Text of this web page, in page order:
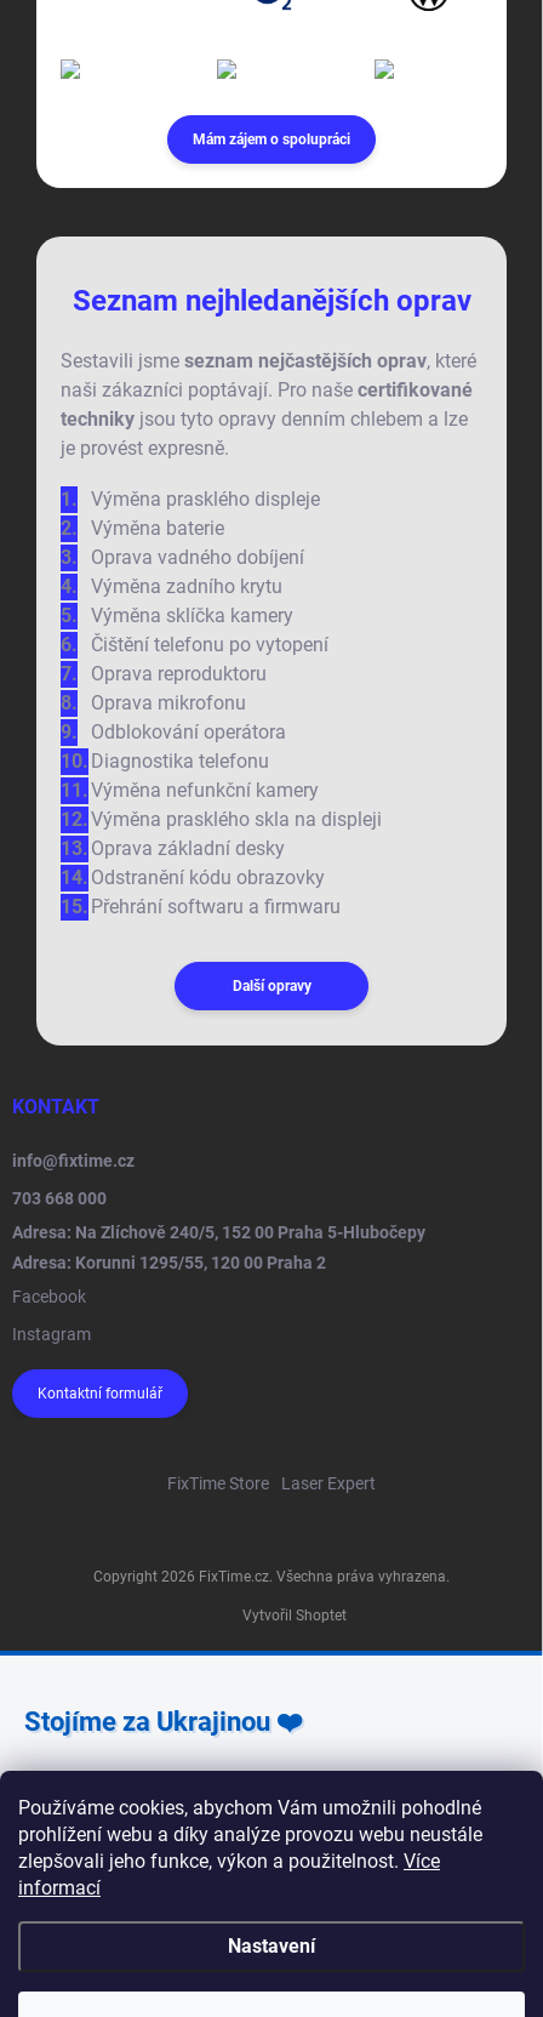
Používáme cookies, abychom Vám umožnili pohodlné
prohlížení webu a díky analýze provozu webu neustále
zlepšovali jeho funkce, výkon a použitelnost. Více
informací
Nastavení
Zlíchově 240/5, Praha 5 Pondělí, úterý, středa, pátek:
zavřeno 📍 Pobočka Korunní 1295/55, Praha 2 Pondělí
Mám zájem o spolupráci
Seznam nejhledanějších oprav
Sestavili jsme seznam nejčastějších oprav, které
naši zákazníci poptávají. Pro naše certifikované
techniky jsou tyto opravy denním chlebem a lze
je provést expresně.
Výměna prasklého displeje
Výměna baterie
Oprava vadného dobíjení
Výměna zadního krytu
Výměna sklíčka kamery
Čištění telefonu po vytopení
Oprava reproduktoru
Oprava mikrofonu
Odblokování operátora
Diagnostika telefonu
Výměna nefunkční kamery
Výměna prasklého skla na displeji
Oprava základní desky
Odstranění kódu obrazovky
Přehrání softwaru a firmwaru
Další opravy
KONTAKT
info@fixtime.cz
703 668 000
Adresa: Na Zlíchově 240/5, 152 00 Praha 5-Hlubočepy
Adresa: Korunni 1295/55, 120 00 Praha 2
Facebook
Instagram
Kontaktní formulář
FixTime Store Laser Expert
Vytvořil Shoptet
Copyright 2026 FixTime.cz. Všechna práva vyhrazena.
Stojíme za Ukrajinou ❤️
Jak a čím pomoci »